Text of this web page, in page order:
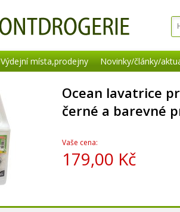
Výdejní místa,prodejny Novinky/články/
Ocean lavatrice
černé a barevné
Vaše cena:
179,00 Kč